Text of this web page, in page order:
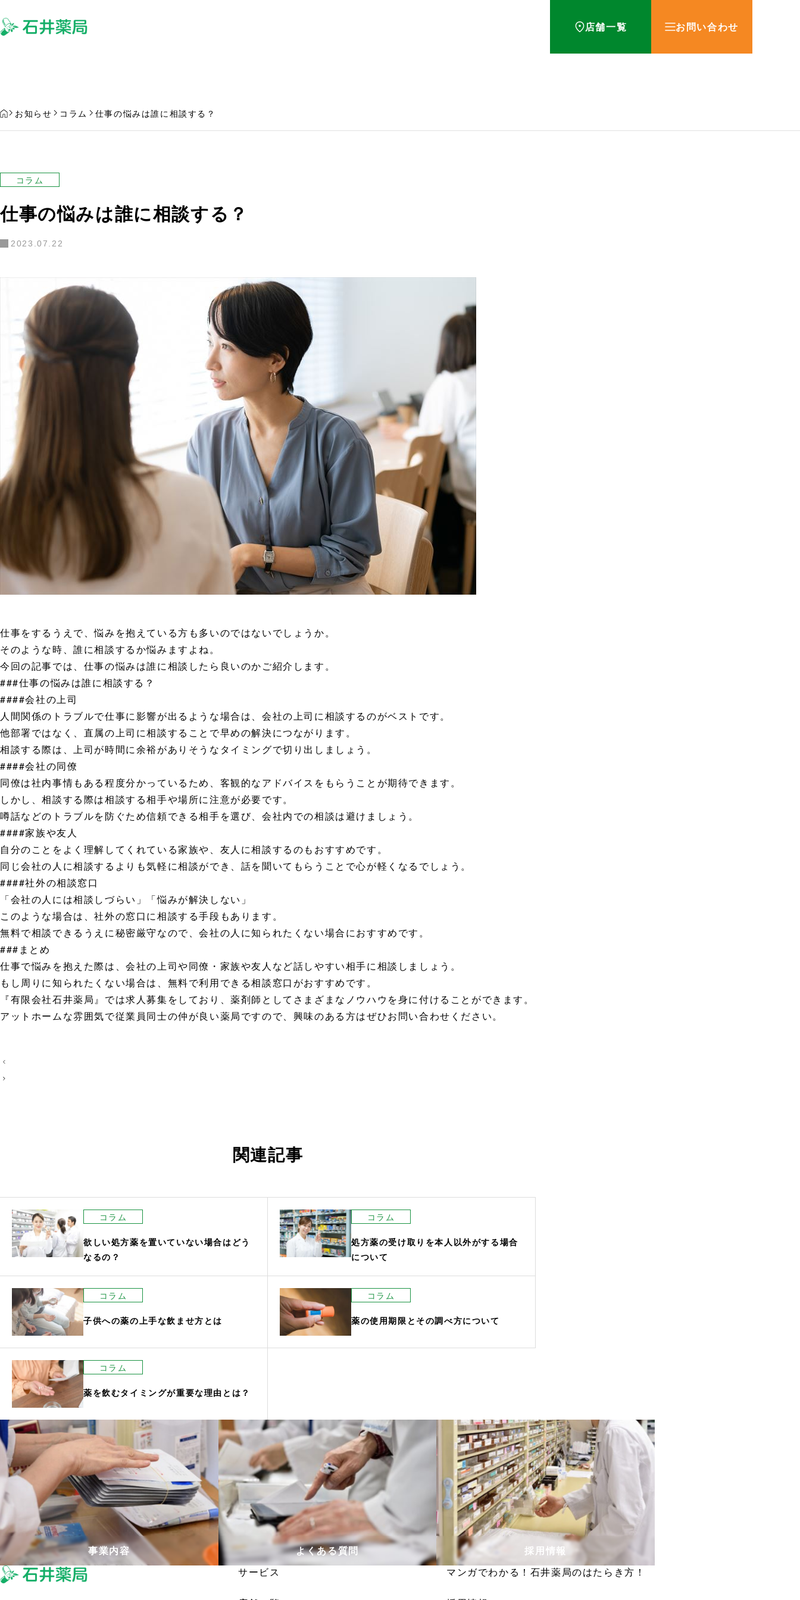
店舗一覧 お問い合わせ
欲しい処方薬を置いていない場合
処方薬の受け取りを本人以外がす
HOME
お知らせ コラム 仕事の悩みは誰に相談する？
コラム
仕事の悩みは誰に相談する？
2023.07.22
仕事をするうえで、悩みを抱えている方も多いのではないでしょうか。
そのような時、誰に相談するか悩みますよね。
今回の記事では、仕事の悩みは誰に相談したら良いのかご紹介します。
###仕事の悩みは誰に相談する？
####会社の上司
人間関係のトラブルで仕事に影響が出るような場合は、会社の上司に相談するのがベストです。
他部署ではなく、直属の上司に相談することで早めの解決につながります。
相談する際は、上司が時間に余裕がありそうなタイミングで切り出しましょう。
####会社の同僚
同僚は社内事情もある程度分かっているため、客観的なアドバイスをもらうことが期待できます。
しかし、相談する際は相談する相手や場所に注意が必要です。
噂話などのトラブルを防ぐため信頼できる相手を選び、会社内での相談は避けましょう。
####家族や友人
自分のことをよく理解してくれている家族や、友人に相談するのもおすすめです。
同じ会社の人に相談するよりも気軽に相談ができ、話を聞いてもらうことで心が軽くなるでしょう。
####社外の相談窓口
「会社の人には相談しづらい」「悩みが解決しない」
このような場合は、社外の窓口に相談する手段もあります。
無料で相談できるうえに秘密厳守なので、会社の人に知られたくない場合におすすめです。
###まとめ
仕事で悩みを抱えた際は、会社の上司や同僚・家族や友人など話しやすい相手に相談しましょう。
もし周りに知られたくない場合は、無料で利用できる相談窓口がおすすめです。
『有限会社石井薬局』では求人募集をしており、薬剤師としてさまざまなノウハウを身に付けることができます。
アットホームな雰囲気で従業員同士の仲が良い薬局ですので、興味のある方はぜひお問い合わせください。
投
稿
ン
関連記事
コラム
欲しい処方薬を置いていない場合はどう
なるの？
コラム
処方薬の受け取りを本人以外がする場合
について
コラム
子供への薬の上手な飲ませ方とは
コラム
薬の使用期限とその調べ方について
コラム
薬を飲むタイミングが重要な理由とは？
事業内容 よくある質問
採用情報
サービス
マンガでわかる！石井薬局のはたらき方！